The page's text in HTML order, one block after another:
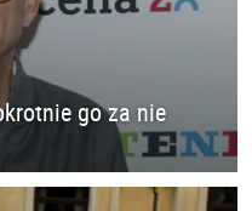
go za nie